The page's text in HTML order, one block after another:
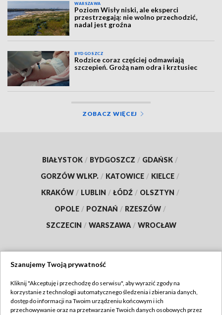
WARSZAWA
Poziom Wisły niski, ale eksperci
przestrzegają: nie wolno przechodzić,
nadal jest groźna
BYDGOSZCZ
Rodzice coraz częściej odmawiają
szczepień. Grożą nam odra i krztusiec
ZOBACZ WIĘCEJ
BIAŁYSTOK / BYDGOSZCZ / GDAŃSK /
GORZÓW WLKP. / KATOWICE / KIELCE /
KRAKÓW / LUBLIN / ŁÓDŹ / OLSZTYN /
OPOLE / POZNAŃ / RZESZÓW /
SZCZECIN / WARSZAWA / WROCŁAW
TVP
Abonament TVP
Regulamin TVP
Szanujemy Twoją prywatność
Kliknij "Akceptuję i przechodzę do serwisu", aby wyrazić zgody na
korzystanie z technologii automatycznego śledzenia i zbierania danych,
dostęp do informacji na Twoim urządzeniu końcowym i ich
przechowywanie oraz na przetwarzanie Twoich danych osobowych przez